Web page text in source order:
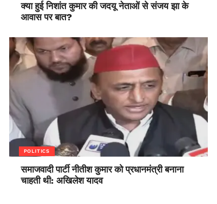
क्या हुई निशांत कुमार की जदयू नेताओं से संजय झा के
आवास पर बात?
POLITICS
समाजवादी पार्टी नीतीश कुमार को प्रधानमंत्री बनाना
चाहती थी: अखिलेश यादव